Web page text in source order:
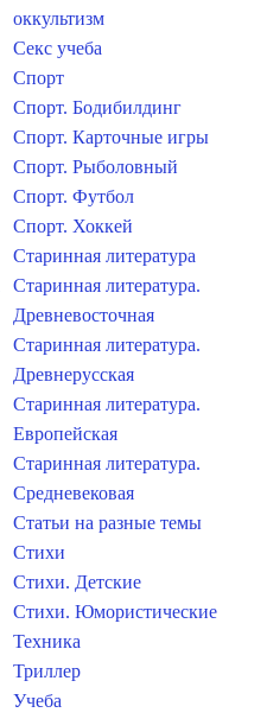
оккультизм
Секс учеба
Спорт
Спорт. Бодибилдинг
Спорт. Карточные игры
Спорт. Рыболовный
Спорт. Футбол
Спорт. Хоккей
Старинная литература
Старинная литература.
Древневосточная
Старинная литература.
Древнерусская
Старинная литература.
Европейская
Старинная литература.
Средневековая
Статьи на разные темы
Стихи
Стихи. Детские
Стихи. Юмористические
Техника
Триллер
Учеба